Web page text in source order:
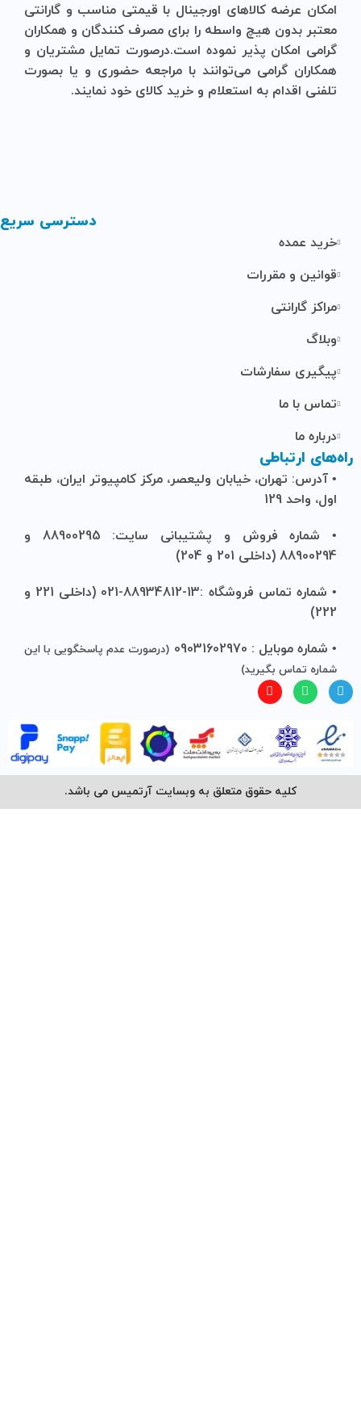
امکان عرضه کالاهای اورجینال با قیمتی مناسب و گارانتی
معتبر بدون هیچ واسطه را برای مصرف کنندگان و همکاران
گرامی امکان پذیر نموده است.درصورت تمایل مشتریان و
همکاران گرامی می‌توانند با مراجعه حضوری و یا بصورت
تلفنی اقدام به استعلام و خرید کالای خود نمایند.
دسترسی سریع
خرید عمده
قوانین و مقررات
مراکز گارانتی
وبلاگ
پیگیری سفارشات
تماس با ما
درباره ما
راه‌های ارتباطی
• آدرس: تهران، خیابان ولیعصر، مرکز کامپیوتر ایران، طبقه
اول، واحد 129
• شماره فروش و پشتیبانی سایت: 88900295 و
88900294 (داخلی 201 و 204)
• شماره تماس فروشگاه :13-88934812-021 (داخلی 221 و
222)
• شماره موبایل : 09031602970
(درصورت عدم پاسخگویی با این
شماره تماس بگیرید)
کلیه حقوق متعلق به وبسایت آرتمیس می باشد.